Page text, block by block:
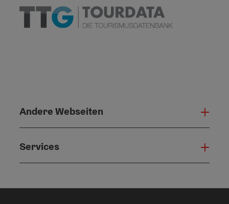
Andere Webseiten
Services